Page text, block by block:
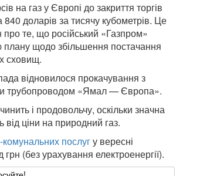
на газ у Європі до закриття торгів
доларів за тисячу кубометрів. Це
про те, що російський «Газпром»
плану щодо збільшення постачання
сховищ.
відновилося прокачування з
трубопроводом «Ямал — Європа».
і продовольчу, оскільки значна
ціни на природний газ.
послугу вересні
(без урахування електроенергії).